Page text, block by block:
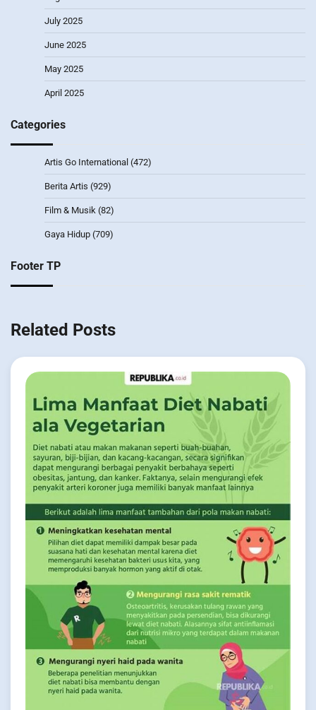
July 2025
June 2025
May 2025
April 2025
Categories
Artis Go International (472)
Berita Artis (929)
Film & Musik (82)
Gaya Hidup (709)
Footer TP
Related Posts